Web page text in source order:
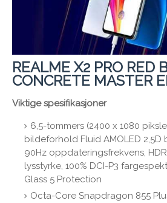
REALME X2 PRO RED
CONCRETE MASTER
Viktige spesifikasjoner
6,5-tommers (2400 x 1080
bildeforhold Fluid AMOLED 2,5D
90Hz oppdateringsfrekvens,
lysstyrke, 100% DCI-P3
Glass 5 Protection
Octa-Core Snapdragon 855